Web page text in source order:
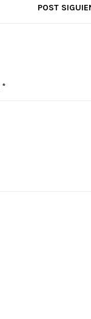
POST
*